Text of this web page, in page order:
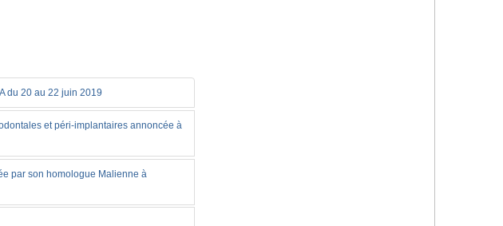
du 20 au 22 juin 2019
et péri-implantaires annoncée à
par son homologue Malienne à